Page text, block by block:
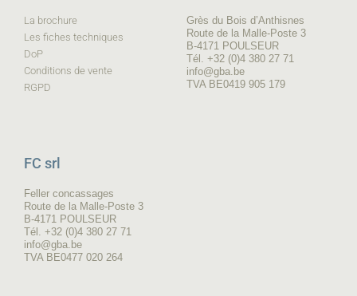
La brochure
Les fiches techniques
DoP
Conditions de vente
RGPD
Grès du Bois d’Anthisnes
Route de la Malle-Poste 3
B-4171 POULSEUR
Tél. +32 (0)4 380 27 71
info@gba.be
TVA BE0419 905 179
FC srl
Feller concassages
Route de la Malle-Poste 3
B-4171 POULSEUR
Tél. +32 (0)4 380 27 71
info@gba.be
TVA BE0477 020 264